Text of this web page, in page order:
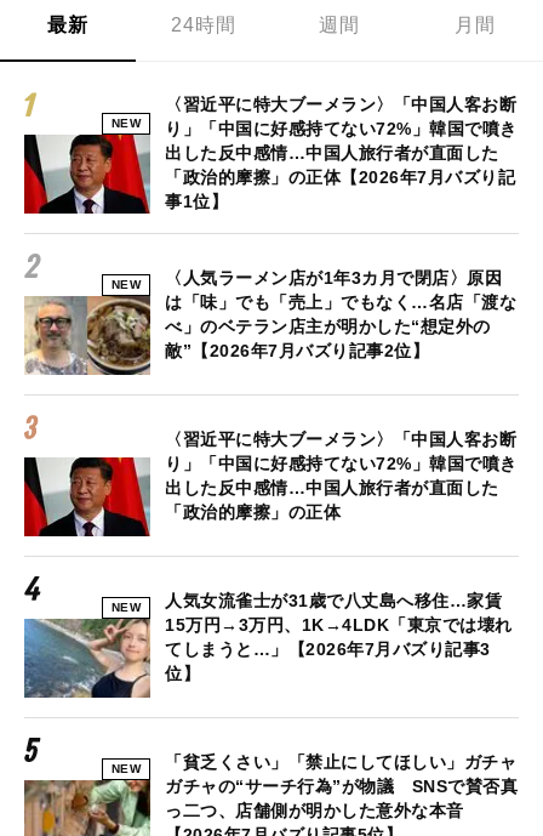
最新 24時間 週間 月間
NEW
〈習近平に特大ブーメラン〉「中国人客お断
り」「中国に好感持てない72%」韓国で噴き
出した反中感情…中国人旅行者が直面した
「政治的摩擦」の正体【2026年7月バズり記
事1位】
NEW
〈人気ラーメン店が1年3カ月で閉店〉原因
は「味」でも「売上」でもなく…名店「渡な
べ」のベテラン店主が明かした“想定外の
敵”【2026年7月バズり記事2位】
〈習近平に特大ブーメラン〉「中国人客お断
り」「中国に好感持てない72%」韓国で噴き
出した反中感情…中国人旅行者が直面した
「政治的摩擦」の正体
NEW
人気女流雀士が31歳で八丈島へ移住…家賃
15万円→3万円、1K→4LDK「東京では壊れ
てしまうと…」【2026年7月バズり記事3
位】
NEW
「貧乏くさい」「禁止にしてほしい」ガチャ
ガチャの“サーチ行為”が物議 SNSで賛否真
っ二つ、店舗側が明かした意外な本音